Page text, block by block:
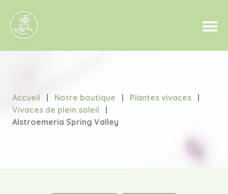
Accueil | Notre boutique | Plantes vivaces
|
Vivaces de plein soleil
|
Alstroemeria Spring Valley